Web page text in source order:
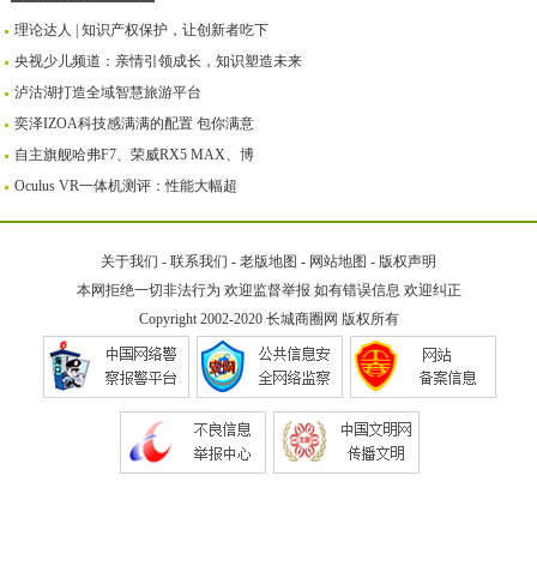
理论达人 | 知识产权保护，让创新者吃下
央视少儿频道：亲情引领成长，知识塑造未来
泸沽湖打造全域智慧旅游平台
奕泽IZOA科技感满满的配置 包你满意
自主旗舰哈弗F7、荣威RX5 MAX、博
Oculus VR一体机测评：性能大幅超
关于我们 - 联系我们 - 老版地图 - 网站地图 - 版权声明
本网拒绝一切非法行为 欢迎监督举报 如有错误信息 欢迎纠正
Copyright 2002-2020 长城商圈网 版权所有